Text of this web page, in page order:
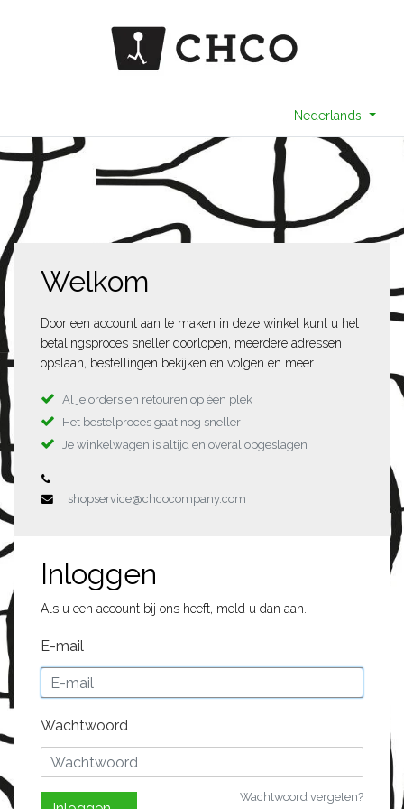
Nederlands
Welkom
Door een account aan te maken in deze winkel kunt u het
betalingsproces sneller doorlopen, meerdere adressen
opslaan, bestellingen bekijken en volgen en meer.
Al je orders en retouren op één plek
Het bestelproces gaat nog sneller
Je winkelwagen is altijd en overal opgeslagen
shopservice@chcocompany.com
Inloggen
Als u een account bij ons heeft, meld u dan aan.
E-mail
Wachtwoord
Wachtwoord vergeten?